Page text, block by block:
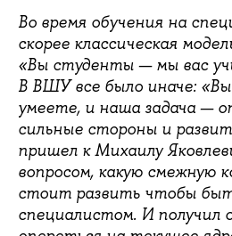
Во время обучения на
скорее классическая
«Вы студенты — мы вас
В ВШУ все было иначе:
умеете, и наша задача —
сильные стороны и
пришел к Михаилу
вопросом, какую смежную
стоит развить чтобы
специалистом. И